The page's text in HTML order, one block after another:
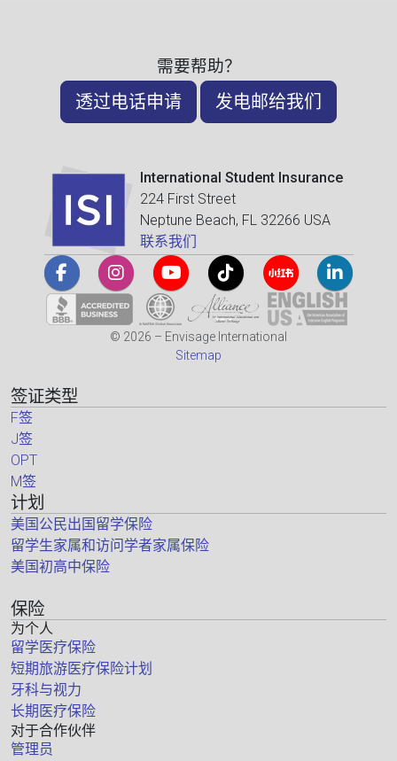
需要帮助？
透过电话申请 发电邮给我们
International Student Insurance
224 First Street
Neptune Beach, FL 32266 USA
联系我们
© 2026 – Envisage International
Sitemap
签证类型
F签
J签
OPT
M签
计划
美国公民出国留学保险
留学生家属和访问学者家属保险
美国初高中保险
保险
为个人
留学医疗保险
短期旅游医疗保险计划
牙科与视力
长期医疗保险
对于合作伙伴
管理员